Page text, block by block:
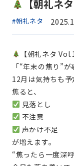
【朝礼ネ
#朝礼ネタ
【朝礼ネタ
「“年末の焦り”が
12月は気持ちも予
焦ると、
見落とし
不注意
声かけ不足
が増えます。
“焦ったら一度深呼